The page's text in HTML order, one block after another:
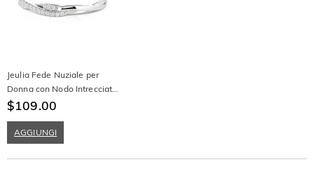
Jeulia Fede Nuziale per
Donna con Nodo Intrecciato
e Pavé in Argento Sterling
$109.00
AGGIUNGI